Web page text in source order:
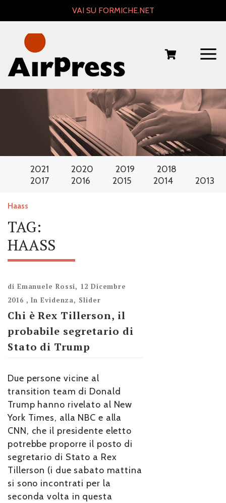
VAI SU FORMICHE.NET
2021 2020 2019
2018
2017
2016 2015 2014 2013
Haass
TAG:
HAASS
di Emanuele Rossi, 12 Dicembre
2016 ,In Evidenza, Slider
Chi è Rex Tillerson, il
probabile segretario di
Stato di Trump
Due persone vicine al
transition team di Donald
Trump hanno rivelato al New
York Times, alla NBC e alla
CNN, che il presidente eletto
potrebbe proporre il posto di
segretario di Stato a Rex
Tillerson (i due sabato mattina
si sono incontrati per la
seconda volta in questa